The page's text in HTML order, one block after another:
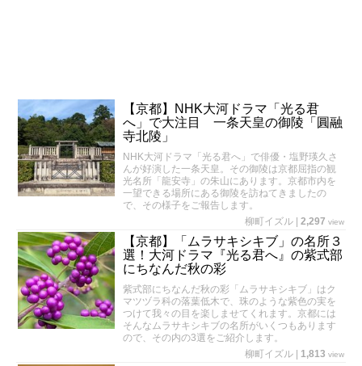
【京都】NHK大河ドラマ「光る君
へ」で大注目 一条天皇の御陵「圓融
寺北陵」
NHK大河ドラマ「光る君へ」で俳優・塩野瑛久さ
んが好演した一条天皇。その御陵は京都屈指の観
光名所「龍安寺」の朱山にあります。京都市内を
一望できる場所にある御陵を訪ねてきましたの
で、その様子をご報告します。
柳町イズル
2,297 view
【京都】「ムラサキシキブ」の名所３
選！大河ドラマ『光る君へ』の紫式部
にちなんだ秋の彩
紫式部にちなんだ秋の彩「ムラサキシキブ」はク
マツヅラ科の落葉低木で、珠のような紫色の実を
つけて我々の目を楽しませてくれます。京都には
そんなムラサキシキブの名所がいくつもあります
ので、その内の3選をご紹介します。
柳町イズル
1,813 view